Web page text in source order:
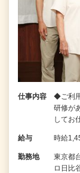
仕事内容
◆ご利
研修が
してお
給与 時給
勤務地
東京都
ロ日比